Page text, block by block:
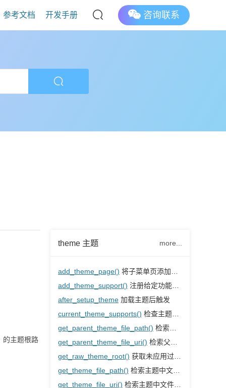
参考文档 开发手册 咨询联系
theme 主题 more...
add_theme_page() 将子菜单页添加到外观主菜单
add_theme_support() 注册给定功能的主题支持
after_setup_theme 加载主题后触发
current_theme_supports() 检查主题是否支持给定功能
get_parent_theme_file_path() 检索父主题中文件的路径
get_parent_theme_file_uri() 检索父主题中文件的URL
get_raw_theme_root() 获取未应用过滤器的相对于内容目录的原始主题根目录
get_theme_file_path() 检索主题中文件的路径
get_theme_file_uri() 检索主题中文件的URL
的主题根路